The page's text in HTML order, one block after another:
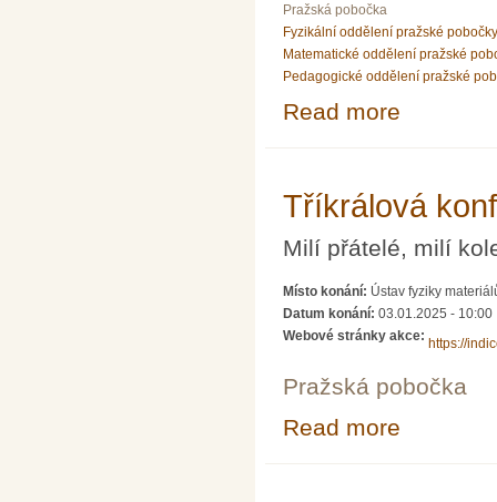
Pražská pobočka
Fyzikální oddělení pražské pobočky
Matematické oddělení pražské
Pedagogické oddělení pražské
Read more
Tříkrálová
Milí přátelé, milí
Místo konání: Ústav fyziky
Datum konání: 03.01.2025 - 10:00
Webové stránky akce:
https://
Pražská pobočka
Read more